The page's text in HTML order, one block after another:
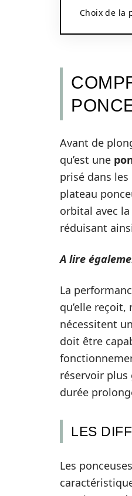
Choix de la
Avant de
qu’est une
prisé dans
plateau
orbital avec
réduisant
A lire
La
qu’elle
nécessitent
doit être
réservoir plus
durée
LES
Les